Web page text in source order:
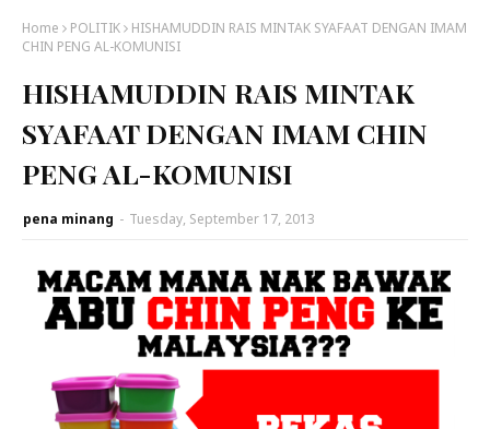
Home POLITIK
HISHAMUDDIN RAIS MINTAK SYAFAAT DENGAN IMAM
CHIN PENG AL-KOMUNISI
HISHAMUDDIN RAIS MINTAK
SYAFAAT DENGAN IMAM CHIN
PENG AL-KOMUNISI
pena minang - Tuesday, September 17, 2013